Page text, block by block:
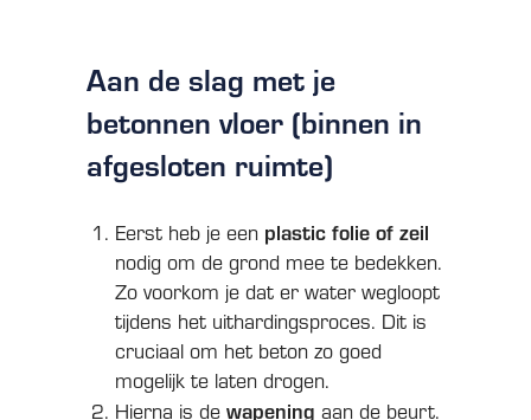
Aan de slag met je
betonnen vloer (binnen in
afgesloten ruimte)
Eerst heb je een plastic folie of zeil
nodig om de grond mee te bedekken.
Zo voorkom je dat er water wegloopt
tijdens het uithardingsproces. Dit is
cruciaal om het beton zo goed
mogelijk te laten drogen.
Hierna is dewapening aan de beurt.